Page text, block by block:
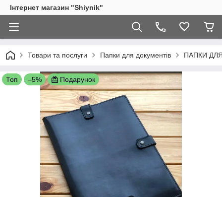
Інтернет магазин "Shiynik"
Товари та послуги Папки для документів ПАПКИ
Топ –5% Подарунок